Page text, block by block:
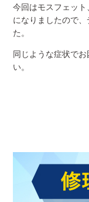
今回はモスフェッ
になりましたので
た。
同じような症状で
い。